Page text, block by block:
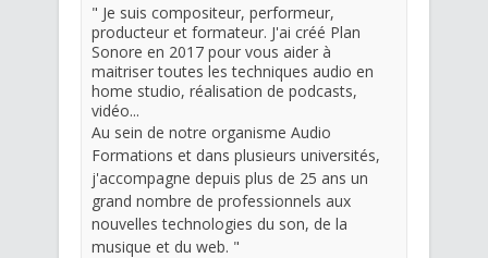
" Je suis compositeur, performeur,
producteur et formateur. J'ai créé Plan
Sonore en 2017 pour vous aider à
maitriser toutes les techniques audio en
home studio, réalisation de podcasts,
vidéo...
Au sein de notre organisme Audio
Formations et dans plusieurs universités,
j'accompagne depuis plus de 25 ans un
grand nombre de professionnels aux
nouvelles technologies du son, de la
musique et du web. "